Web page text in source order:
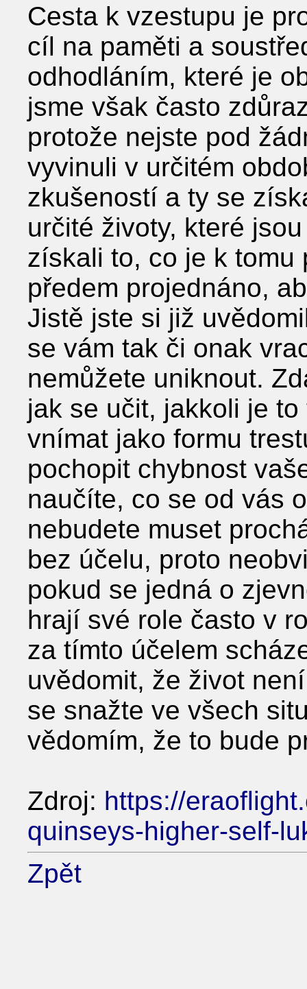
Cesta k vzestupu je
cíl na paměti a
odhodláním, které je
jsme však často
protože nejste pod
vyvinuli v určitém
zkušeností a ty se
určité životy, které
získali to, co je k tomu
předem projednáno,
Jistě jste si již
se vám tak či onak
nemůžete uniknout.
jak se učit, jakkoli je
vnímat jako formu
pochopit chybnost
naučíte, co se od vás
nebudete muset
bez účelu, proto
pokud se jedná o
hrají své role často v
za tímto účelem
uvědomit, že život
se snažte ve všech
vědomím, že to bude
Zdroj: https://
quinseys-higher-self-
Zpět